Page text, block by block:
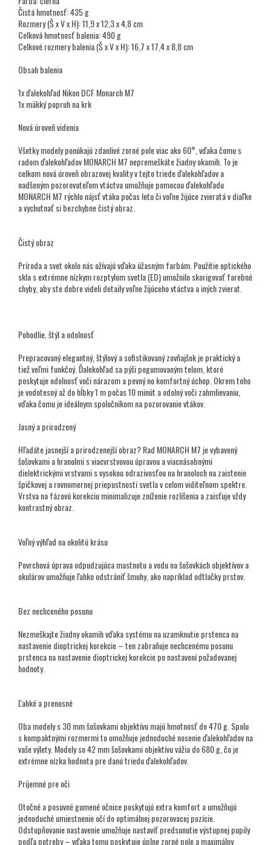
Čistá hmotnosť: 435 g
Rozmery (Š x V x H): 11,9 x 12,3 x 4,8 cm
Celková hmotnosť balenia: 490 g
Celkové rozmery balenia (Š x V x H): 16,7 x 17,4 x 8,8 cm
Obsah balenia
1x ďalekohľad Nikon DCF Monarch M7
1x mäkký popruh na krk
Nová úroveň videnia
Všetky modely ponúkajú zdanlivé zorné pole viac ako 60°, vďaka čomu s
radom ďalekohľadov MONARCH M7 nepremeškáte žiadny okamih. To je
celkom nová úroveň obrazovej kvality v tejto triede ďalekohľadov a
nadšeným pozorovateľom vtáctva umožňuje pomocou ďalekohľadu
MONARCH M7 rýchlo nájsť vtáka počas letu či voľne žijúce zvieratá v diaľke
a vychutnať si bezchybne čistý obraz.
Čistý obraz
Príroda a svet okolo nás ožívajú vďaka úžasným farbám. Použitie optického
skla s extrémne nízkym rozptylom svetla (ED) umožnilo skorigovať farebné
chyby, aby ste dobre videli detaily voľne žijúceho vtáctva a iných zvierat.
Pohodlie, štýl a odolnosť
Prepracovaný elegantný, štýlový a sofistikovaný zovňajšok je praktický a
tiež veľmi funkčný. Ďalekohľad sa pýši pogumovaným telom, ktoré
poskytuje odolnosť voči nárazom a pevný no komfortný úchop. Okrem toho
je vodotesný až do hĺbky 1 m počas 10 minút a odolný voči zahmlievaniu,
vďaka čomu je ideálnym spoločníkom na pozorovanie vtákov.
Jasný a prirodzený
Hľadáte jasnejší a prirodzenejší obraz? Rad MONARCH M7 je vybavený
šošovkami a hranolmi s viacvrstvovou úpravou a viacnásobnými
dielektrickými vrstvami s vysokou odrazivosťou na hranoloch na zaistenie
špičkovej a rovnomernej priepustnosti svetla v celom viditeľnom spektre.
Vrstva na fázovú korekciu minimalizuje zníženie rozlíšenia a zaisťuje vždy
kontrastný obraz.
Voľný výhľad na okolitú krásu
Povrchová úprava odpudzujúca mastnotu a vodu na šošovkách objektívov a
okulárov umožňuje ľahko odstrániť šmuhy, ako napríklad odtlačky prstov.
Bez nechceného posunu
Nezmeškajte žiadny okamih vďaka systému na uzamknutie prstenca na
nastavenie dioptrickej korekcie – ten zabraňuje nechcenému posunu
prstenca na nastavenie dioptrickej korekcie po nastavení požadovanej
hodnoty.
Ľahké a prenosné
Oba modely s 30 mm šošovkami objektívu majú hmotnosť do 470 g. Spolu
s kompaktnými rozmermi to umožňuje jednoduché nosenie ďalekohľadov na
vaše výlety. Modely so 42 mm šošovkami objektívu vážia do 680 g, čo je
extrémne nízka hodnota pre danú triedu ďalekohľadov.
Príjemné pre oči
Otočné a posuvné gumené očnice poskytujú extra komfort a umožňujú
jednoduché umiestnenie očí do optimálnej pozorovacej pozície.
Odstupňovanie nastavenie umožňuje nastaviť predsunutie výstupnej pupily
podľa potreby – vďaka tomu poskytuje úplne zorné pole a maximálny